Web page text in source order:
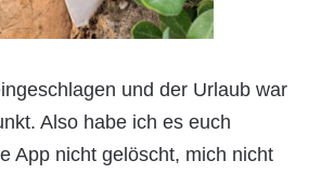
und der Urlaub war
Also habe ich es euch
App nicht gelöscht, mich nicht